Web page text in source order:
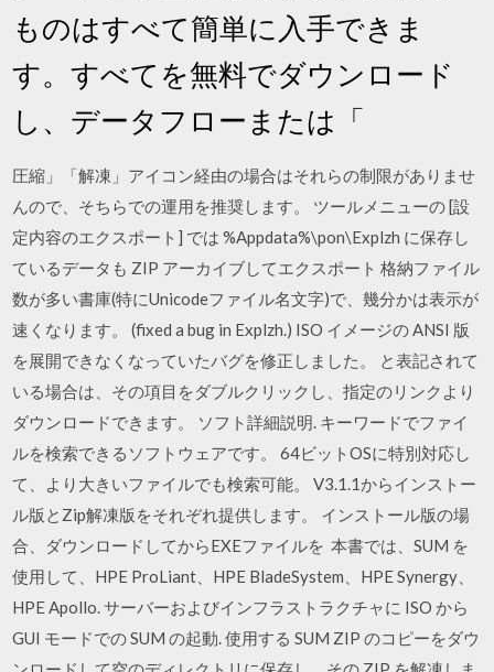
ものはすべて簡単に入手できま
す。すべてを無料でダウンロード
し、データフローまたは「
圧縮」「解凍」アイコン経由の場合はそれらの制限がありませ
んので、そちらでの運用を推奨します。 ツールメニューの [設
定内容のエクスポート] では %Appdata%\pon\Explzh に保存し
ているデータも ZIP アーカイブしてエクスポート 格納ファイル
数が多い書庫(特にUnicodeファイル名文字)で、幾分かは表示が
速くなります。 (fixed a bug in Explzh.) ISO イメージの ANSI 版
を展開できなくなっていたバグを修正しました。 と表記されて
いる場合は、その項目をダブルクリックし、指定のリンクより
ダウンロードできます。 ソフト詳細説明. キーワードでファイ
ルを検索できるソフトウェアです。 64ビットOSに特別対応し
て、より大きいファイルでも検索可能。 V3.1.1からインストー
ル版とZip解凍版をそれぞれ提供します。 インストール版の場
合、ダウンロードしてからEXEファイルを 本書では、SUM を
使用して、HPE ProLiant、HPE BladeSystem、HPE Synergy、
HPE Apollo. サーバーおよびインフラストラクチャに ISO から
GUI モードでの SUM の起動. 使用する SUM ZIP のコピーをダウ